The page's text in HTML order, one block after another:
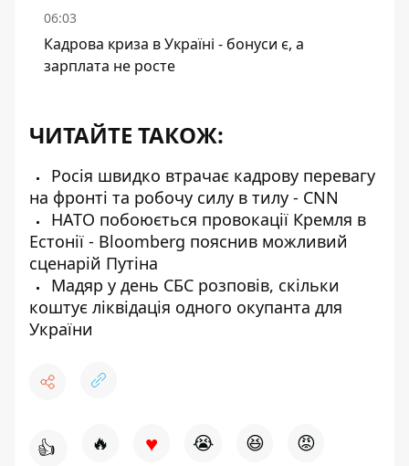
06:03
Кадрова криза в Україні - бонуси є, а
зарплата не росте
ЧИТАЙТЕ ТАКОЖ:
Росія швидко втрачає кадрову перевагу
на фронті та робочу силу в тилу - CNN
НАТО побоюється провокації Кремля в
Естонії - Bloomberg пояснив можливий
сценарій Путіна
Мадяр у день СБС розповів, скільки
коштує ліквідація одного окупанта для
України
👍 🔥 ♥ 😭 😆 😡